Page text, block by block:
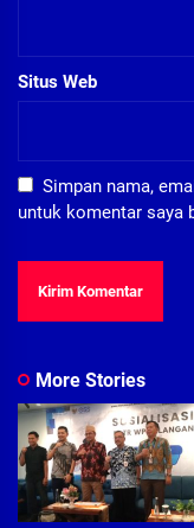
Situs Web
Simpan nama,
untuk komentar saya
More Stories